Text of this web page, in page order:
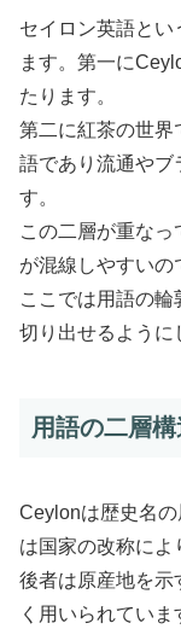
セイロン英語とい
ます。第一に
たります。
第二に紅茶の世界
語であり流通やブ
す。
この二層が重な
が混線しやすいの
ここでは用語の
切り出せるように
用語の二層
Ceylonは歴史名
は国家の改称によ
後者は原産地を示
く用いられていま